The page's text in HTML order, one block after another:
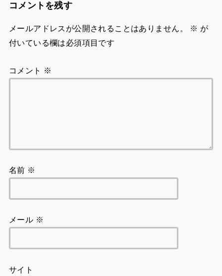
コメントを残す
メールアドレスが公開されることはありません。 ※ が
付いている欄は必須項目です
コメント ※
名前 ※
メール ※
サイト